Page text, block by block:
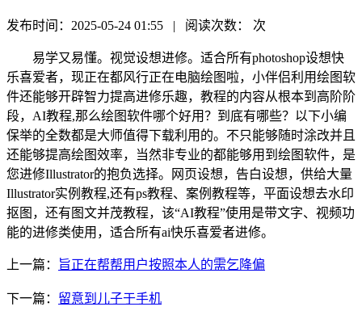
发布时间：2025-05-24 01:55 | 阅读次数： 次
易学又易懂。视觉设想进修。适合所有photoshop设想快
乐喜爱者，现正在都风行正在电脑绘图啦，小伴侣利用绘图软
件还能够开辟智力提高进修乐趣，教程的内容从根本到高阶阶
段，AI教程,那么绘图软件哪个好用？到底有哪些？以下小编
保举的全数都是大师值得下载利用的。不只能够随时涂改并且
还能够提高绘图效率，当然非专业的都能够用到绘图软件，是
您进修Illustrator的抱负选择。网页设想，告白设想，供给大量
Illustrator实例教程,还有ps教程、案例教程等，平面设想去水印
抠图，还有图文并茂教程，该“AI教程”使用是带文字、视频功
能的进修类使用，适合所有ai快乐喜爱者进修。
上一篇： 旨正在帮帮用户按照本人的需乞降偏
下一篇： 留意到儿子于手机